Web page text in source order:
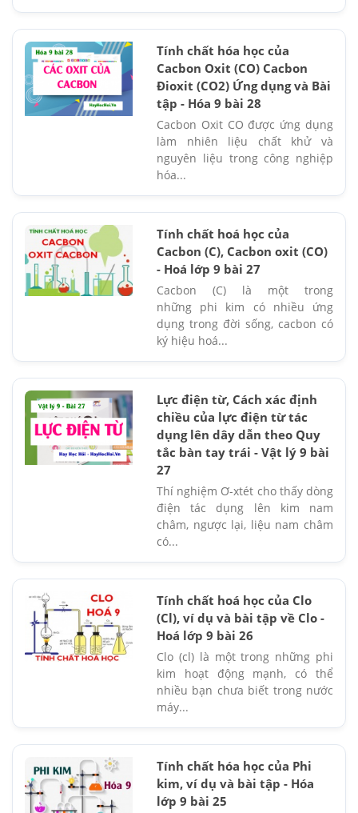
Tính chất hóa học của
Cacbon Oxit (CO) Cacbon
Đioxit (CO2) Ứng dụng và Bài
tập - Hóa 9 bài 28
Cacbon Oxit CO được ứng dụng
làm nhiên liệu chất khử và
nguyên liệu trong công nghiệp
hóa...
Tính chất hoá học của
Cacbon (C), Cacbon oxit (CO)
- Hoá lớp 9 bài 27
Cacbon (C) là một trong
những phi kim có nhiều ứng
dụng trong đời sống, cacbon có
ký hiệu hoá...
Lực điện từ, Cách xác định
chiều của lực điện từ tác
dụng lên dây dẫn theo Quy
tắc bàn tay trái - Vật lý 9 bài
27
Thí nghiệm Ơ-xtét cho thấy dòng
điện tác dụng lên kim nam
châm, ngược lại, liệu nam châm
có...
Tính chất hoá học của Clo
(Cl), ví dụ và bài tập về Clo -
Hoá lớp 9 bài 26
Clo (cl) là một trong những phi
kim hoạt động mạnh, có thể
nhiều bạn chưa biết trong nước
máy...
Tính chất hóa học của Phi
kim, ví dụ và bài tập - Hóa
lớp 9 bài 25